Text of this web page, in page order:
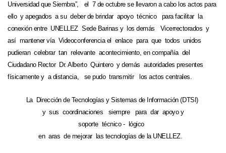
Universidad que Siembra”,
el 7 de octubre se llevaron a cabo los actos para
elloy apegados a su deber de brindar apoyo técnico para facilitar la
conexión entre UNELLEZ Sede Barinas y los demás Vicerrectorados y
así mantener vía Videoconferencia el enlace para que todos unidos
pudieran celebrar tan relevante acontecimiento, en compañía del
Ciudadano Rector Dr. Alberto Quintero y demás autoridades presentes
físicamente y a distancia, se pudo transmitir los actos centrales.
La Dirección de Tecnologías y Sistemas de Información (DTSI)
y sus coordinaciones siempre para dar apoyo y
soporte técnico - lógico
en aras de mejorar las tecnologías de la UNELLEZ.